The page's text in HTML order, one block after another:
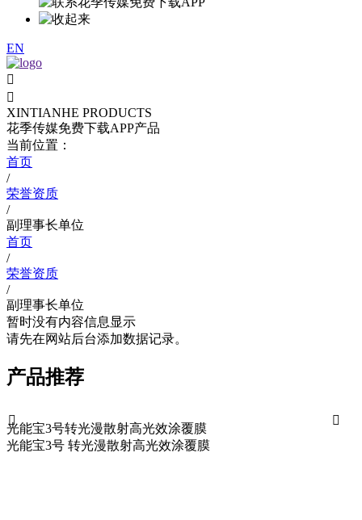
EN


XINTIANHE PRODUCTS
花季传媒免费下载APP产品
当前位置：
首页
/
荣誉资质
/
副理事长单位
首页
/
荣誉资质
/
副理事长单位
暂时没有内容信息显示
请先在网站后台添加数据记录。
产品推荐
光能宝3号转光漫散射高光效涂覆膜
光能宝3号 转光漫散射高光效涂覆膜
 